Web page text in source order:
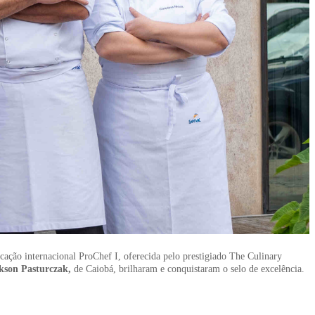
internacional ProChef I, oferecida pelo prestigiado The Culinary
Pasturczak, de Caiobá, brilharam e conquistaram o selo de excelência.